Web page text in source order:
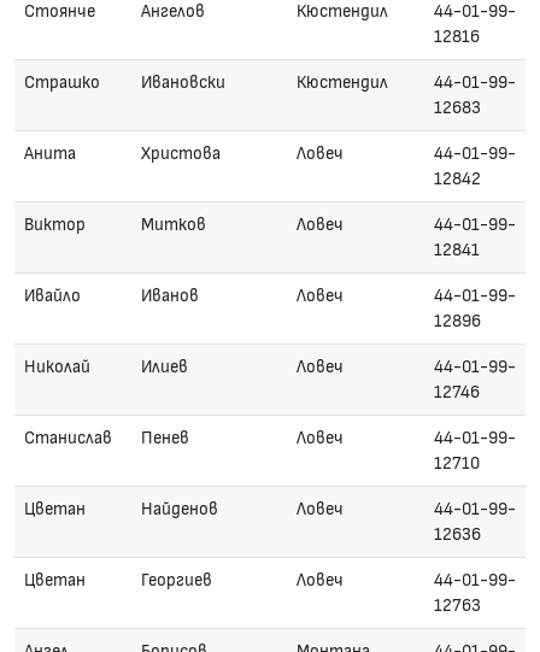
Стоянче Ангелов Кюстендил
44-01-99-
12816
Страшко Ивановски Кюстендил
44-01-99-
12683
Анита Христова Ловеч
44-01-99-
12842
Виктор Митков Ловеч
44-01-99-
12841
Ивайло Иванов Ловеч
44-01-99-
12896
Николай Илиев Ловеч
44-01-99-
12746
Станислав Пенев Ловеч
44-01-99-
12710
Цветан Найденов Ловеч
44-01-99-
12636
Цветан Георгиев Ловеч
44-01-99-
12763